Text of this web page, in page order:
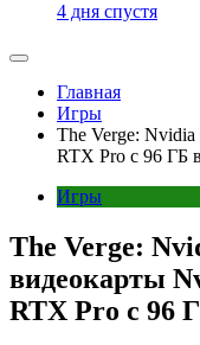
4 дня спустя
Главная
Игры
The Verge:
RTX Pro с 96 ГБ
Игры
The Verge:
видеокарты
RTX Pro с 96